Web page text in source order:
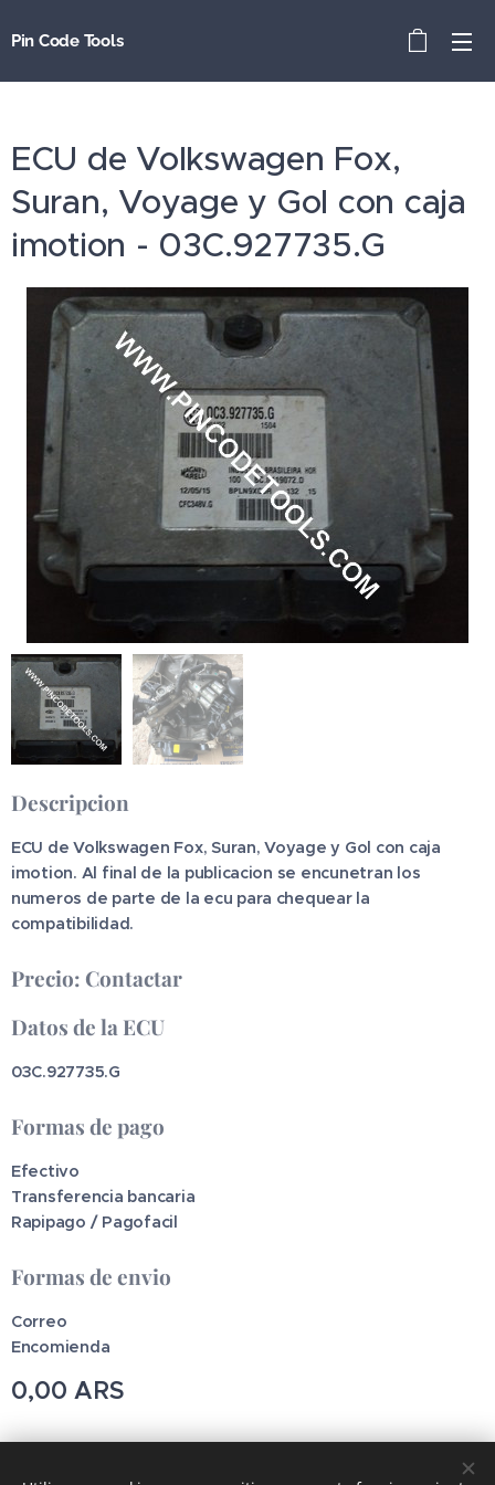
Pin Code Tools
ECU de Volkswagen Fox,
Suran, Voyage y Gol con caja
imotion - 03C.927735.G
Descripcion
ECU de Volkswagen Fox, Suran, Voyage y Gol con caja
imotion. Al final de la publicacion se encunetran los
numeros de parte de la ecu para chequear la
compatibilidad.
Precio: Contactar
Datos de la ECU
03C.927735.G
Formas de pago
Efectivo
Transferencia bancaria
Rapipago / Pagofacil
Formas de envio
Correo
Encomienda
0,00 ARS